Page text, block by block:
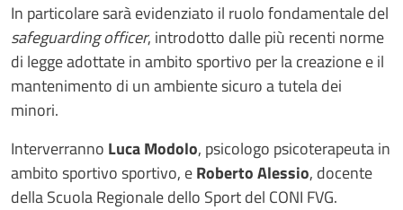
In particolare sarà evidenziato il ruolo fondamentale del
safeguarding officer, introdotto dalle più recenti norme
di legge adottate in ambito sportivo per la creazione e il
mantenimento di un ambiente sicuro a tutela dei
minori.
Interverranno Luca Modolo, psicologo psicoterapeuta in
ambito sportivo sportivo, eRoberto Alessio, docente
della Scuola Regionale dello Sport del CONI FVG.